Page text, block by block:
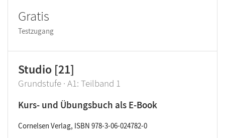
Gratis
Testzugang
Studio [21]
Grundstufe · A1: Teilband 1
Kurs- und Übungsbuch als E-Book
Cornelsen Verlag, ISBN 978-3-06-024782-0